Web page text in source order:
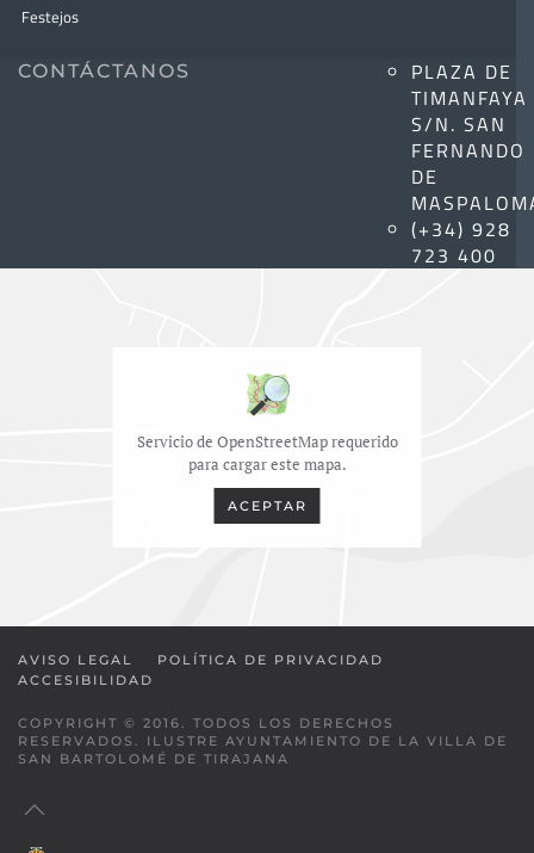
Festejos
CONTÁCTANOS
PLAZA DE
TIMANFAYA
S/N. SAN
FERNANDO
DE
(+34) 928
723 400
Servicio de OpenStreetMap requerido
para cargar este mapa.
ACEPTAR
AVISO LEGAL
POLÍTICA DE PRIVACIDAD
ACCESIBILIDAD
COPYRIGHT © 2016. TODOS LOS DERECHOS
RESERVADOS. ILUSTRE AYUNTAMIENTO DE LA VILLA DE
SAN BARTOLOMÉ DE TIRAJANA